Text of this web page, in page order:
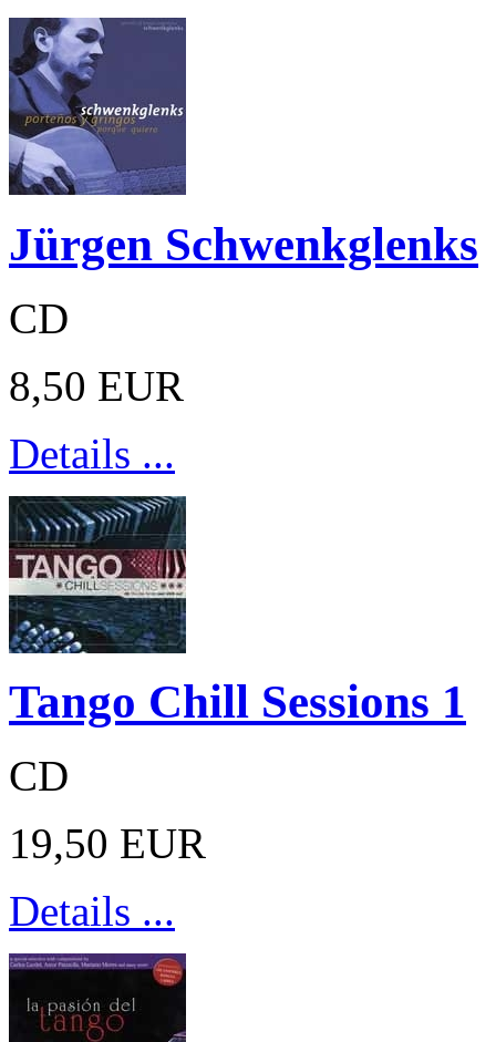
Jürgen Schwenkglenks
CD
8,50 EUR
Details ...
Tango Chill Sessions 1
CD
19,50 EUR
Details ...